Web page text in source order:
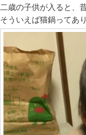
二歳の子供が入ると、
そういえば猫鍋ってあ